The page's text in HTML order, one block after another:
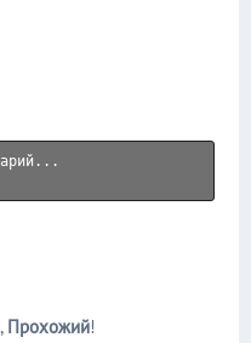
, Прохожий!